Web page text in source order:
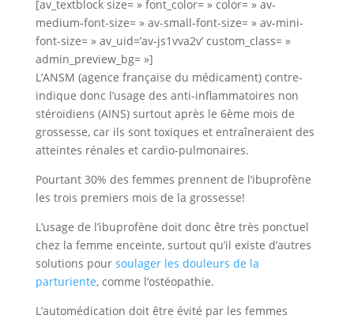
[av_textblock size= » font_color= » color= » av-
medium-font-size= » av-small-font-size= » av-mini-
font-size= » av_uid=’av-js1vva2v’ custom_class= »
admin_preview_bg= »]
L’ANSM (agence française du médicament) contre-
indique donc l’usage des anti-inflammatoires non
stéroïdiens (AINS) surtout après le 6ème mois de
grossesse, car ils sont toxiques et entraîneraient des
atteintes rénales et cardio-pulmonaires.
Pourtant 30% des femmes prennent de l’ibuprofène
les trois premiers mois de la grossesse!
L’usage de l’ibuprofène doit donc être très ponctuel
chez la femme enceinte, surtout qu’il existe d’autres
solutions pour soulager les douleurs de la
parturiente, comme l’ostéopathie.
L’automédication doit être évité par les femmes